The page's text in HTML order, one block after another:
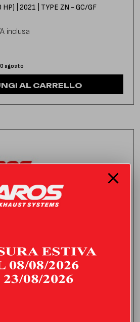
HP) | 2021 | TYPE ZN - GC/GF
inclusa
agosto
AL CARRELLO